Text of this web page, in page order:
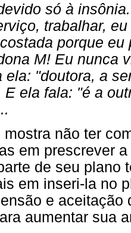
só à
trabalhar,
porque
M! Eu nunca
ela: "doutora, a
E ela fala: "é a
mostra não ter
em prescrever
de seu plano
em inseri-la no
e aceitação
aumentar sua